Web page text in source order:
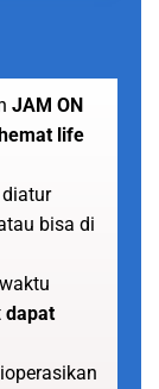
JAM ON
life
bisa di
dapat